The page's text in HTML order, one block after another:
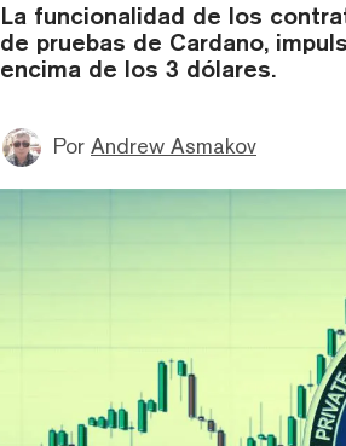
La funcionalidad de los
de pruebas de Cardano,
encima de los 3 dólares.
Por Andrew Asmakov